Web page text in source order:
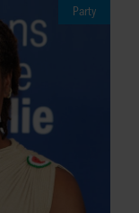
Party